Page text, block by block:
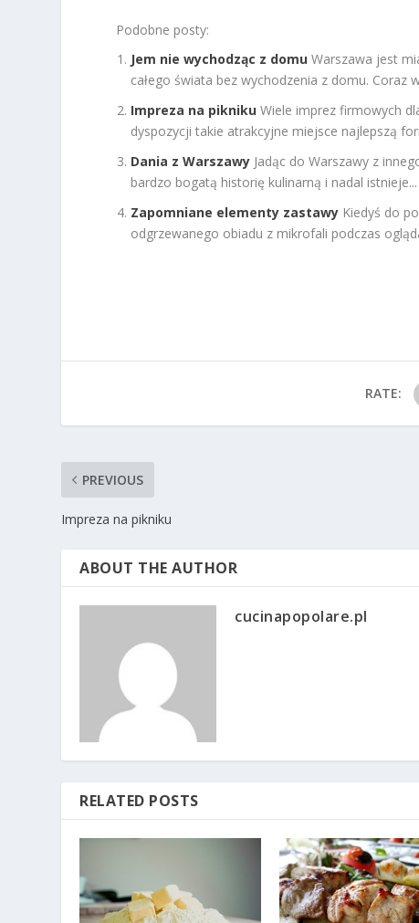
Podobne posty:
Jem nie wychodząc z domu Warszawa jest
całego świata bez wychodzenia z domu.
Impreza na pikniku Wiele imprez firmowych
dyspozycji takie atrakcyjne miejsce najlepszą
Dania z Warszawy Jadąc do Warszawy z
bardzo bogatą historię kulinarną i nadal istnieje...
Zapomniane elementy zastawy Kiedyś do
odgrzewanego obiadu z mikrofali podczas
RATE:
PREVIOUS
Impreza na pikniku
ABOUT THE AUTHOR
cucinapopolare.pl
RELATED POSTS